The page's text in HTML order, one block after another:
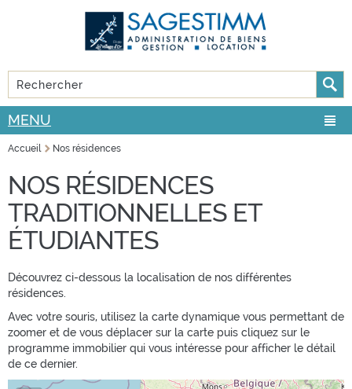
FORMULAIRE DE RECHERCHE
Rechercher
MENU
VOUS ÊTES ICI
Accueil Nos résidences
NOS RÉSIDENCES
TRADITIONNELLES ET
ÉTUDIANTES
Découvrez ci-dessous la localisation de nos différentes
résidences.
Avec votre souris, utilisez la carte dynamique vous permettant de
zoomer et de vous déplacer sur la carte puis cliquez sur le
programme immobilier qui vous intéresse pour afficher le détail
de ce dernier.